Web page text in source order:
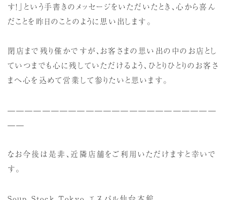
す！」という手書きのメッセージをいただいたとき、心から喜ん
だことを昨日のことのように思い出します。
閉店まで残り僅かですが、お客さまの思い出の中のお店とし
ていつまでも心に残していただけるよう、ひとりひとりのお客さ
まへ心を込めて営業して参りたいと思います。
————————————————————————
——
なお今後は是非、近隣店舗をご利用いただけますと幸いで
す。